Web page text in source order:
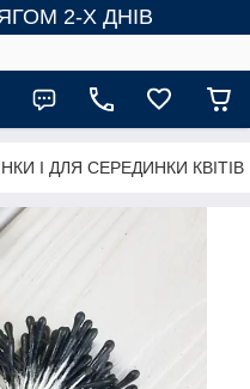
2-Х ДНІВ
І ДЛЯ СЕРЕДИНКИ КВІТІВ